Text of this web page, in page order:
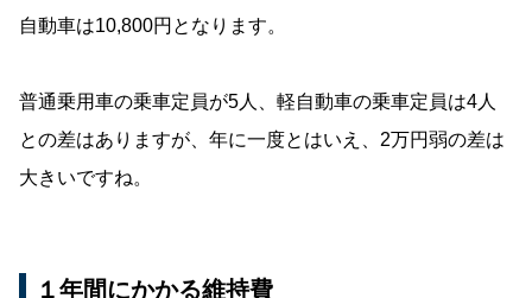
自動車は10,800円となります。
普通乗用車の乗車定員が5人、軽自動車の乗車定員は4人
との差はありますが、年に一度とはいえ、2万円弱の差は
大きいですね。
１年間にかかる維持費